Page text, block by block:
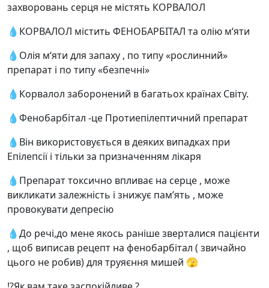
захворовань серця не містять КОРВАЛОЛ
💧КОРВАЛОЛ містить ФЕНОБАРБІТАЛ та олію м‘яти
💧Олія м‘яти для запаху , по типу «рослинний»
препарат і по типу «безпечні»
💧Корвалол заборонений в багатьох країнах Світу.
💧Фенобарбітал -це Протиепілептичний препарат
💧Він використовується в деяких випадках при
Епілепсії і тільки за призначенням лікаря
💧Препарат токсично впливає на серце , може
викликати залежність і знижує пам’ять , може
провокувати депресію
💧До речі,до мене якось раніше зверталися пацієнти
, щоб виписав рецепт на фенобарбітал ( звичайно
цього не робив) для труяєння мишей 🫣